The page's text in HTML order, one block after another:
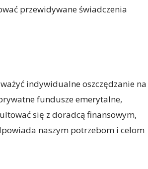
przewidywane świadczenia
indywidualne oszczędzanie na
fundusze emerytalne,
się z doradcą finansowym,
naszym potrzebom i celom